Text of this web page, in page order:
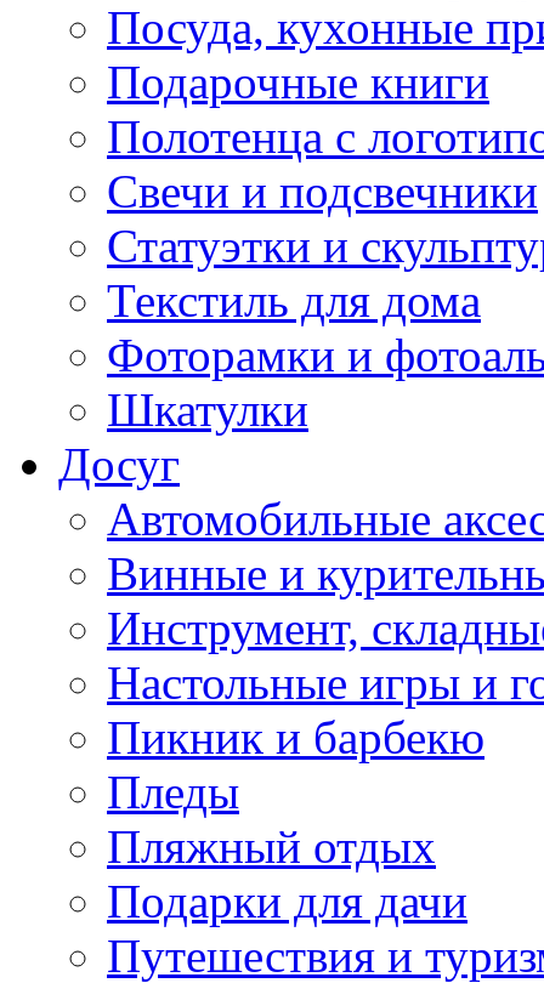
Посуда, кухонные
Подарочные книги
Полотенца с
Свечи и подсвечники
Статуэтки и
Текстиль для дома
Фоторамки и
Шкатулки
Досуг
Автомобильные
Винные и
Инструмент,
Настольные игры и
Пикник и барбекю
Пледы
Пляжный отдых
Подарки для дачи
Путешествия и